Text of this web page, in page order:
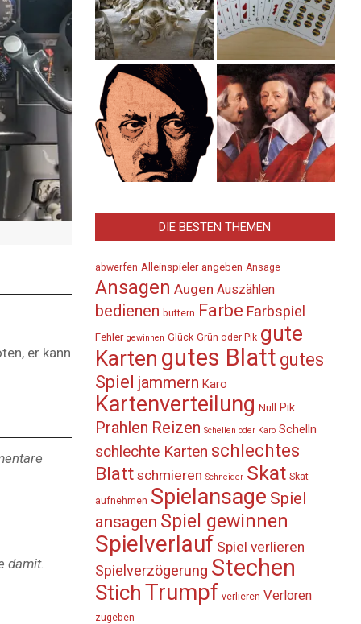
er kann
damit.
DIE BESTEN THEMEN
abwerfen Alleinspieler angeben Ansage
Ansagen Augen Auszählen
bedienen buttern Farbe Farbspiel
Fehler gewinnen Glück Grün oder Pik gute
Karten gutes Blatt gutes
Spiel jammern Karo
Kartenverteilung Null Pik
Prahlen Reizen Schellen oder Karo Schelln
schlechte Karten schlechtes
Blatt schmieren Schneider Skat Skat
aufnehmen Spielansage Spiel
ansagen Spiel gewinnen
Spielverlauf Spiel verlieren
Spielverzögerung Stechen
Stich Trumpf verlieren Verloren
zugeben